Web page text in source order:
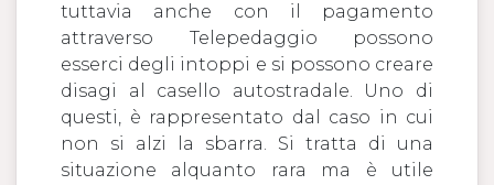
tuttavia anche con il pagamento
attraverso Telepedaggio possono
esserci degli intoppi e si possono creare
disagi al casello autostradale. Uno di
questi, è rappresentato dal caso in cui
non si alzi la sbarra. Si tratta di una
situazione alquanto rara ma è utile